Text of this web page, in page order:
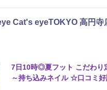
Cat's eyeTOKYO 高円寺
7日10時◎夏フット こだわり
～持ち込みネイル ☆口コミ